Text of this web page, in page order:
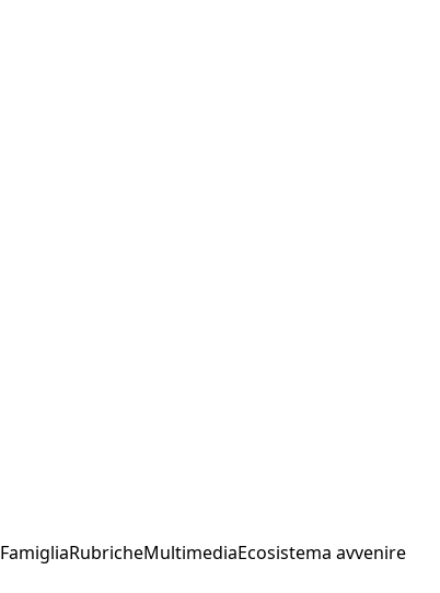
FamigliaRubricheMultimediaEcosistema avvenire